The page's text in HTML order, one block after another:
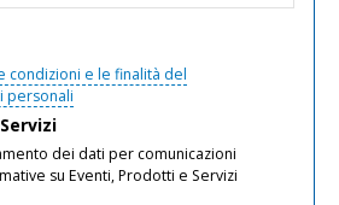
condizioni e le finalità del
personali
dei dati per comunicazioni
su Eventi, Prodotti e Servizi